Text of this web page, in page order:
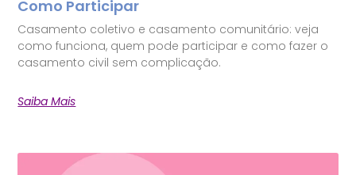
Como Participar
Casamento coletivo e casamento comunitário: veja
como funciona, quem pode participar e como fazer o
casamento civil sem complicação.
Saiba Mais